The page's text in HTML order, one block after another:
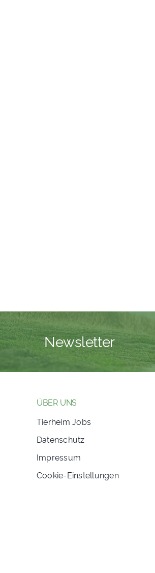
Newsletter
ÜBER UNS
Tierheim Jobs
Datenschutz
Impressum
Cookie-Einstellungen